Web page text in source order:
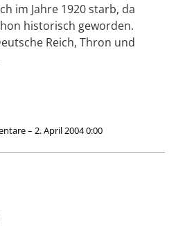
im Jahre 1920 starb, da
historisch geworden.
Reich, Thron und
– 2. April 2004 0:00